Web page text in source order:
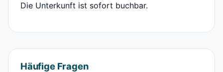
Die Unterkunft ist sofort buchbar.
Häufige Fragen